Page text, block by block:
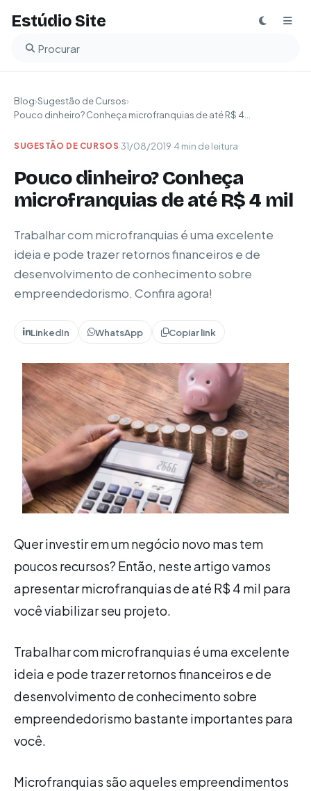
Estúdio Site
Buscar no blog
Blog›Sugestão de Cursos›
Pouco dinheiro? Conheça microfranquias de até R$ 4...
SUGESTÃO DE CURSOS·31/08/2019·4 min de leitura
Pouco dinheiro? Conheça
microfranquias de até R$ 4 mil
Trabalhar com microfranquias é uma excelente
ideia e pode trazer retornos financeiros e de
desenvolvimento de conhecimento sobre
empreendedorismo. Confira agora!
LinkedIn WhatsApp Copiar link
Quer investir em um negócio novo mas tem
poucos recursos? Então, neste artigo vamos
apresentar microfranquias de até R$ 4 mil para
você viabilizar seu projeto.
Trabalhar com microfranquias é uma excelente
ideia e pode trazer retornos financeiros e de
desenvolvimento de conhecimento sobre
empreendedorismo bastante importantes para
você.
Microfranquias são aqueles empreendimentos